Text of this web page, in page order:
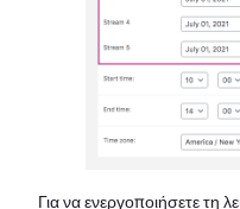
Για να ενεργοποιήσετε τη